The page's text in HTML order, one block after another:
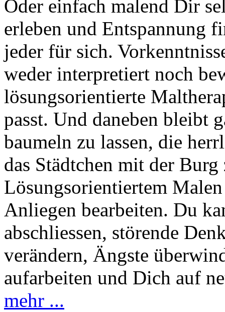
Oder einfach malend Dir
erleben und Entspannung
jeder für sich.
weder interpretiert noch
lösungsorientierte
passt. Und daneben bleibt
baumeln zu lassen, die
das Städtchen mit der
Lösungsorientiertem
Anliegen bearbeiten. Du
abschliessen, störende
verändern, Ängste
aufarbeiten und Dich auf
mehr ...